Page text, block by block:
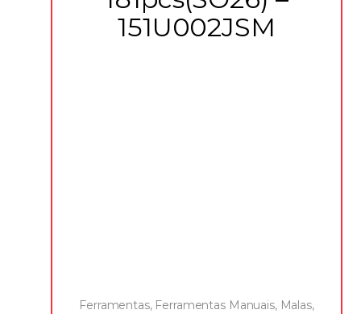
151U002JSM
Ferramentas, Ferramentas Manuais, Malas,